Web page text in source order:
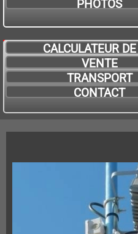
PHOTOS
CALCULATEUR
VENTE
TRANSPORT
CONTACT